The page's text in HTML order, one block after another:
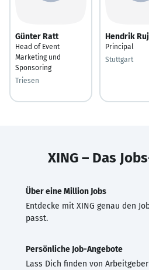
Günter Ratt
Head of Event
Marketing und
Sponsoring
Triesen
Hendrik
Principal
Stuttgart
XING – Das
Über eine Million Jobs
Entdecke mit XING genau den
passt.
Persönliche Job-Angebote
Lass Dich finden von